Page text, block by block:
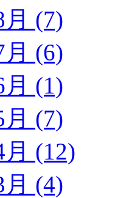
月 (7)
月 (6)
月 (1)
月 (7)
(12)
月 (4)